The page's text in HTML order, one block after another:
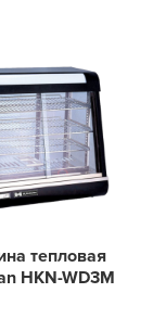
тепловая
HKN-WD3M